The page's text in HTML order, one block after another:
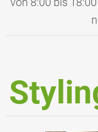
von 8:00 bis